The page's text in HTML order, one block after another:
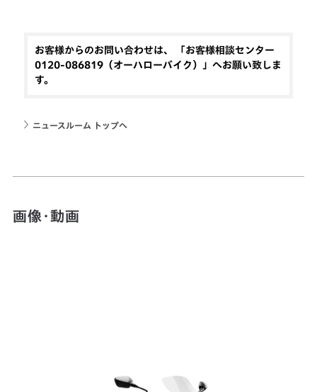
お客様からのお問い合わせは、 「お客様相談センター
0120-086819（オーハローバイク）」へお願い致しま
す。
ニュースルーム トップへ
画像・動画